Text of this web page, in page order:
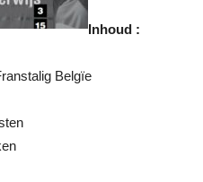
Inhoud :
Belgïe